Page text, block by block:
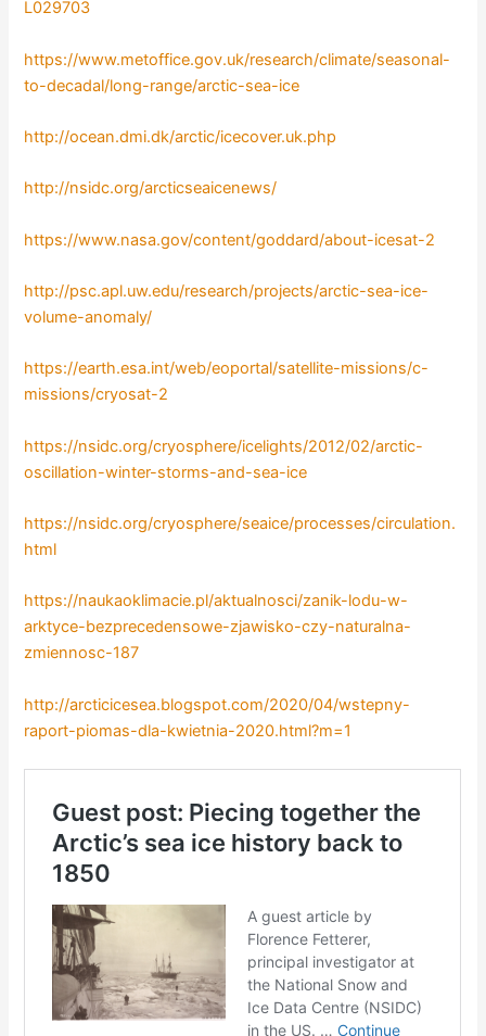
L029703
https://www.metoffice.gov.uk/research/climate/seasonal-
to-decadal/long-range/arctic-sea-ice
http://ocean.dmi.dk/arctic/icecover.uk.php
http://nsidc.org/arcticseaicenews/
https://www.nasa.gov/content/goddard/about-icesat-2
http://psc.apl.uw.edu/research/projects/arctic-sea-ice-
volume-anomaly/
https://earth.esa.int/web/eoportal/satellite-missions/c-
missions/cryosat-2
https://nsidc.org/cryosphere/icelights/2012/02/arctic-
oscillation-winter-storms-and-sea-ice
https://nsidc.org/cryosphere/seaice/processes/circulation.
html
https://naukaoklimacie.pl/aktualnosci/zanik-lodu-w-
arktyce-bezprecedensowe-zjawisko-czy-naturalna-
zmiennosc-187
http://arcticicesea.blogspot.com/2020/04/wstepny-
raport-piomas-dla-kwietnia-2020.html?m=1